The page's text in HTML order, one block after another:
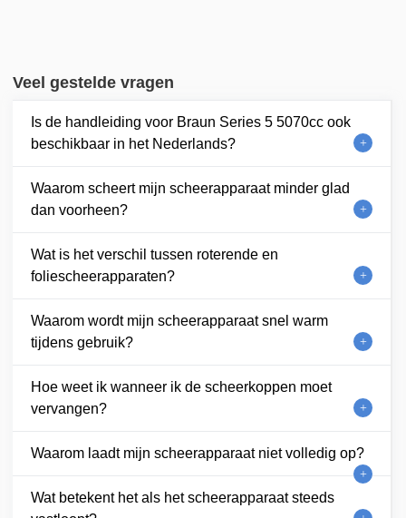
Veel gestelde vragen
Is de handleiding voor Braun Series 5 5070cc ook
beschikbaar in het Nederlands?
Waarom scheert mijn scheerapparaat minder glad
dan voorheen?
Wat is het verschil tussen roterende en
foliescheerapparaten?
Waarom wordt mijn scheerapparaat snel warm
tijdens gebruik?
Hoe weet ik wanneer ik de scheerkoppen moet
vervangen?
Waarom laadt mijn scheerapparaat niet volledig op?
Wat betekent het als het scheerapparaat steeds